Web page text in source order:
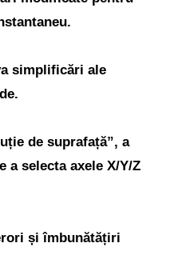
simplificări ale
de suprafață”, a
a selecta axele X/Y/Z
și îmbunătățiri